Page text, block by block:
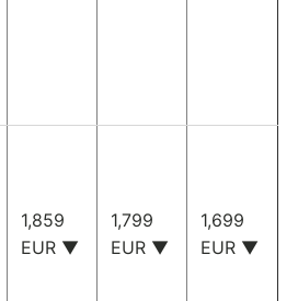
1,859
EUR ▼
1,799
EUR ▼
1,699
EUR ▼